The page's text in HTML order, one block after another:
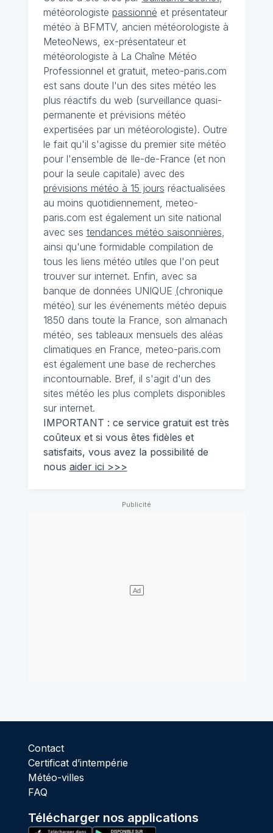
météorologiste passionné et présentateur
météo à BFMTV, ancien météorologiste à
MeteoNews, ex-présentateur et
météorologiste à La Chaîne Météo
Professionnel et gratuit, meteo-paris.com
est sans doute l'un des sites météo les
plus réactifs du web (surveillance quasi-
permanente et prévisions météo
expertisées par un météorologiste). Outre
le fait qu'il s'agisse du premier site météo
pour l'ensemble de Ile-de-France (et non
pour la seule capitale) avec des
prévisions météo à 15 jours réactualisées
au moins quotidiennement, meteo-
paris.com est également un site national
avec ses tendances météo saisonnières
ainsi qu'une formidable compilation de
tous les liens météo utiles que l'on peut
trouver sur internet. Enfin, avec sa
banque de données UNIQUE (chronique
météo) sur les événements météo depuis
1850 dans toute la France, son almanach
météo, ses tableaux mensuels des aléas
climatiques en France, meteo-paris.com
est également une base de recherches
incontournable. Bref, il s'agit d'un des
sites météo les plus complets disponibles
sur internet.
IMPORTANT : ce service gratuit est très
coûteux et si vous êtes fidèles et
satisfaits, vous avez la possibilité de
nous aider ici >>>
Contact
Certificat d’intempérie
Météo-villes
FAQ
Télécharger nos applications